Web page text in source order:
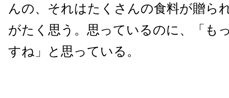
んの、それはたくさんの食料が贈ら
がたく思う。思っているのに、「も
すね」と思っている。